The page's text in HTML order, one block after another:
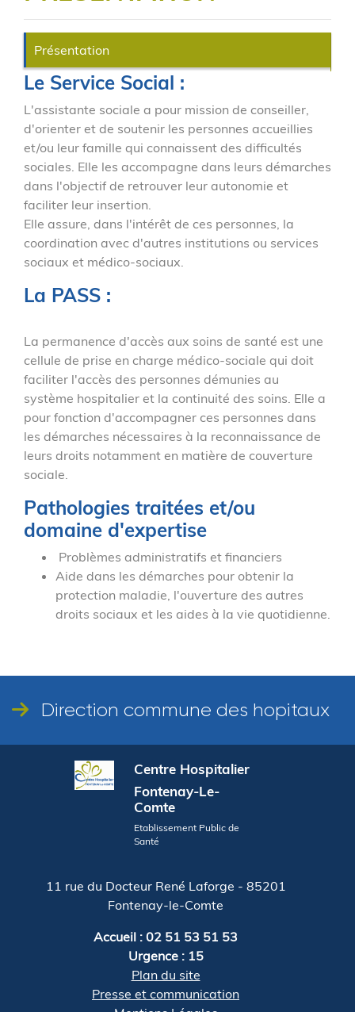
Présentation
Le Service Social :
L'assistante sociale a pour mission de conseiller,
d'orienter et de soutenir les personnes accueillies
et/ou leur famille qui connaissent des difficultés
sociales. Elle les accompagne dans leurs démarches
dans l'objectif de retrouver leur autonomie et
faciliter leur insertion.
Elle assure, dans l'intérêt de ces personnes, la
coordination avec d'autres institutions ou services
sociaux et médico-sociaux.
La PASS :
La permanence d'accès aux soins de santé est une
cellule de prise en charge médico-sociale qui doit
faciliter l'accès des personnes démunies au
système hospitalier et la continuité des soins. Elle a
pour fonction d'accompagner ces personnes dans
les démarches nécessaires à la reconnaissance de
leurs droits notamment en matière de couverture
sociale.
Pathologies traitées et/ou
domaine d'expertise
Problèmes administratifs et financiers
Aide dans les démarches pour obtenir la
protection maladie, l'ouverture des autres
droits sociaux et les aides à la vie quotidienne.
Direction commune des hopitaux
Centre Hospitalier
Fontenay-Le-
Comte
Etablissement Public de
Santé
11 rue du Docteur René Laforge - 85201
Fontenay-le-Comte
Accueil : 02 51 53 51 53
Urgence : 15
Plan du site
Presse et communication